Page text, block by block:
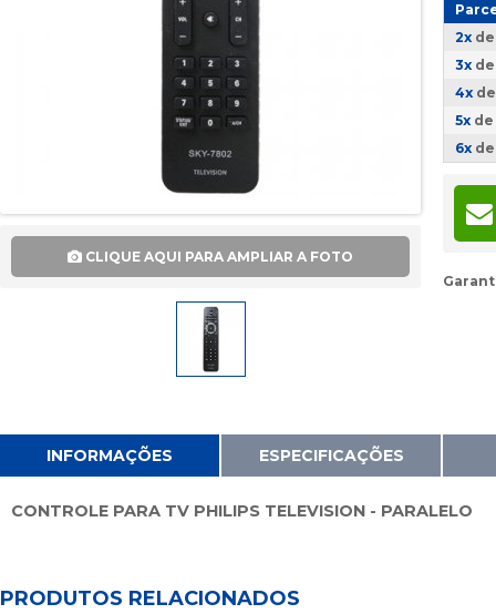
CLIQUE AQUI PARA AMPLIAR A FOTO
2x
3x
4x
5xde
6x
INFORMAÇÕES ESPECIFICAÇÕES
CONTROLE PARA TV PHILIPS TELEVISION - PARALELO
PRODUTOS RELACIONADOS